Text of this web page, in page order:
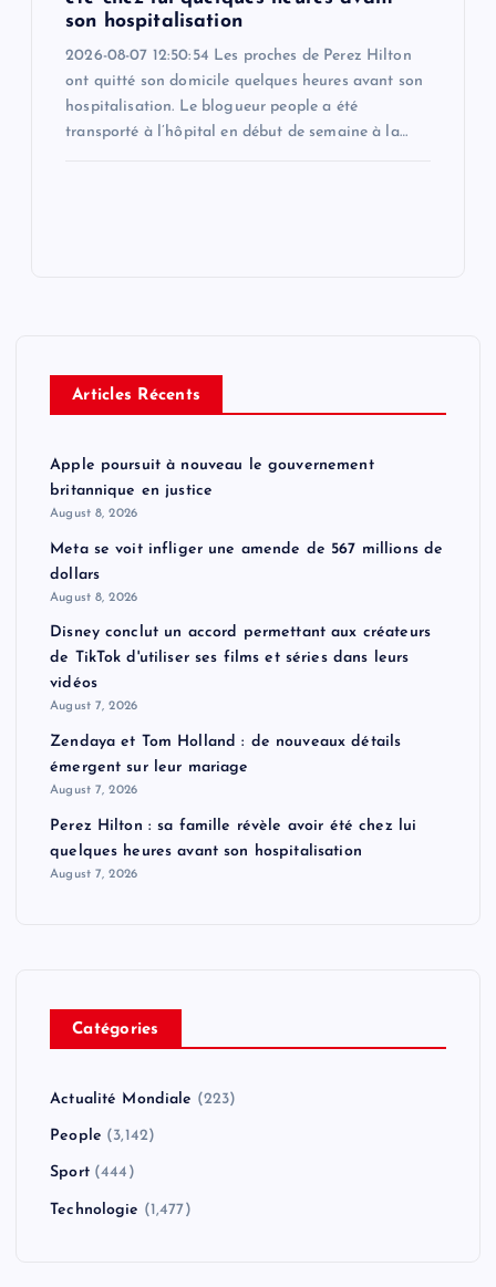
son hospitalisation
2026-08-07 12:50:54 Les proches de Perez Hilton
ont quitté son domicile quelques heures avant son
hospitalisation. Le blogueur people a été
transporté à l’hôpital en début de semaine à la…
Articles Récents
Apple poursuit à nouveau le gouvernement
britannique en justice
August 8, 2026
Meta se voit infliger une amende de 567 millions de
dollars
August 8, 2026
Disney conclut un accord permettant aux créateurs
de TikTok d'utiliser ses films et séries dans leurs
vidéos
August 7, 2026
Zendaya et Tom Holland : de nouveaux détails
émergent sur leur mariage
August 7, 2026
Perez Hilton : sa famille révèle avoir été chez lui
quelques heures avant son hospitalisation
August 7, 2026
Catégories
Actualité Mondiale (223)
People (3,142)
Sport(444)
Technologie (1,477)